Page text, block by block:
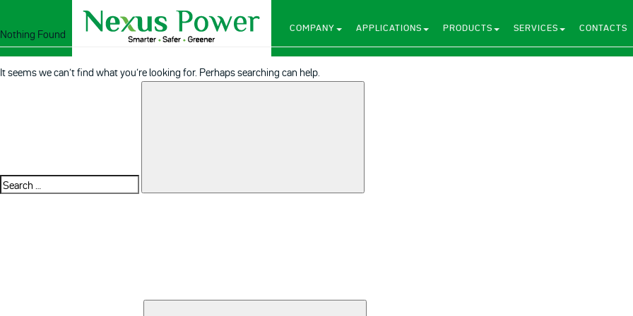
COMPANY APPLICATIONS PRODUCTS SERVICES CONTACTS
Nothing Found
It seems we can’t find what you’re looking for. Perhaps searching can help.